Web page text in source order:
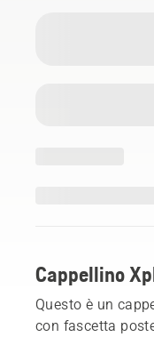
Cappellino
Questo è un
con fascetta